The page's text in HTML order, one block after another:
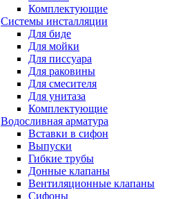
Комплектующие
Системы инсталляции
Для биде
Для мойки
Для писсуара
Для раковины
Для смесителя
Для унитаза
Комплектующие
Водосливная арматура
Вставки в сифон
Выпуски
Гибкие трубы
Донные клапаны
Вентиляционные клапаны
Сифоны